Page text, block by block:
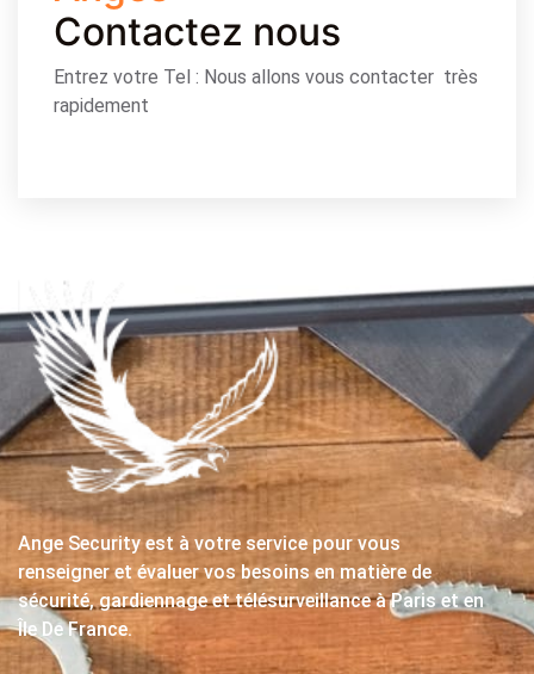
Contactez nous
Entrez votre Tel : Nous allons vous contacter très
rapidement
Ange Security est à votre service pour vous
renseigner et évaluer vos besoins en matière de
sécurité, gardiennage et télésurveillance à Paris et en
Île De France.